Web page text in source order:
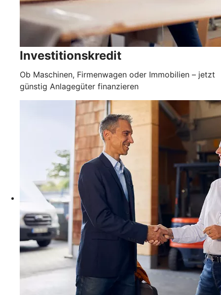
Investitionskredit
Ob Maschinen, Firmenwagen oder Immobilien – jetzt
günstig Anlagegüter finanzieren